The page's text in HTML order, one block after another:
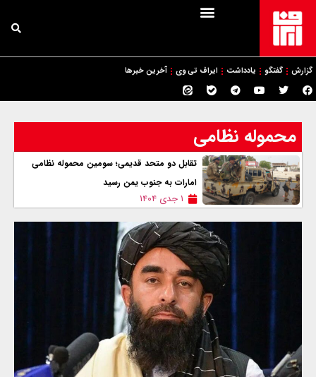
گزارش گفتگو یادداشت ایراف تی وی آخرین خبرها
محموله نظامی
تقابل دو متحد قدیمی؛ سومین محموله نظامی
امارات به جنوب یمن رسید
۱ جدی ۱۴۰۴